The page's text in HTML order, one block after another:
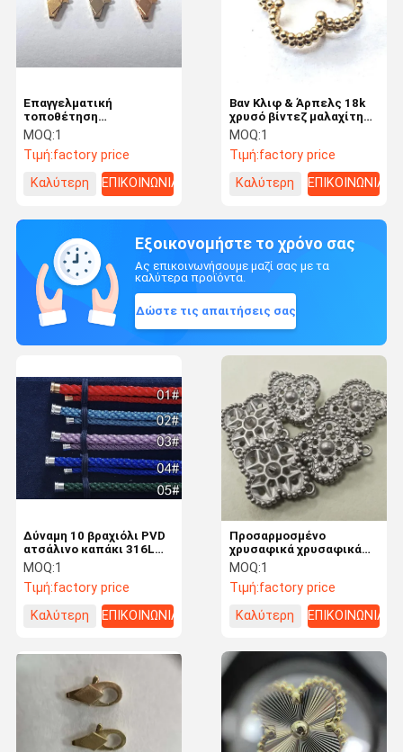
Επαγγελματική
τοποθέτηση
κοσμημάτων για τη
διαδικασία κατασκευής
καθαρό Au750 18k χρυσό
για κοσμήματα
κατασκευή DIY
MOQ:1
Τιμή:factory price
Καλύτερη
ΕΠΙΚΟΙΝΩΝΙΑ
Βαν Κλιφ & Άρπελς 18k
χρυσό βίντεζ μαλαχίτη
μενταγιόν κοσμήματα
MOQ:1
Τιμή:factory price
Καλύτερη
ΕΠΙΚΟΙΝΩΝΙΑ
Εξοικονομήστε το χρόνο σας
Ας επικοινωνήσουμε μαζί σας με τα
καλύτερα προϊόντα.
Δώστε τις απαιτήσεις σας
Προσαρμοσμένο
χρυσαφικά χρυσαφικά
χρυσαφικά χρυσαφικά
χρυσαφικά
MOQ:1
Τιμή:factory price
Καλύτερη
ΕΠΙΚΟΙΝΩΝΙΑ
Δύναμη 10 βραχιόλι PVD
ατσάλινο καπάκι 316L
ατσάλινο φερμουάρ
χαραγμένο #gobeyond
MOQ:1
Τιμή:factory price
Καλύτερη
ΕΠΙΚΟΙΝΩΝΙΑ